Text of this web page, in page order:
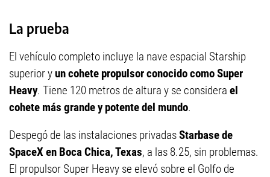
La prueba
El vehículo completo incluye la nave espacial Starship
superior yun cohete propulsor conocido como Super
Heavy. Tiene 120 metros de altura y se considera el
cohete más grande y potente del mundo.
Despegó de las instalaciones privadasStarbase de
SpaceX en Boca Chica, Texas, a las 8.25, sin problemas.
El propulsor Super Heavy se elevó sobre el Golfo de